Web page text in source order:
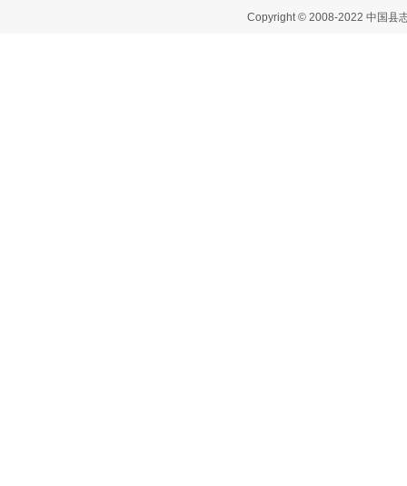
Copyright © 2008-2022 中国县